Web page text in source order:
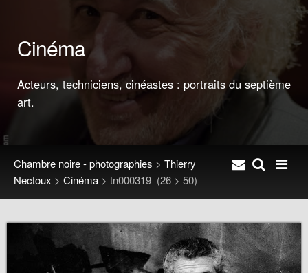
Cinéma
Acteurs, techniciens, cinéastes : portraits du septième
art.
Chambre noire - photographies > Thierry
Nectoux > Cinéma > tn000319 (26 > 50)